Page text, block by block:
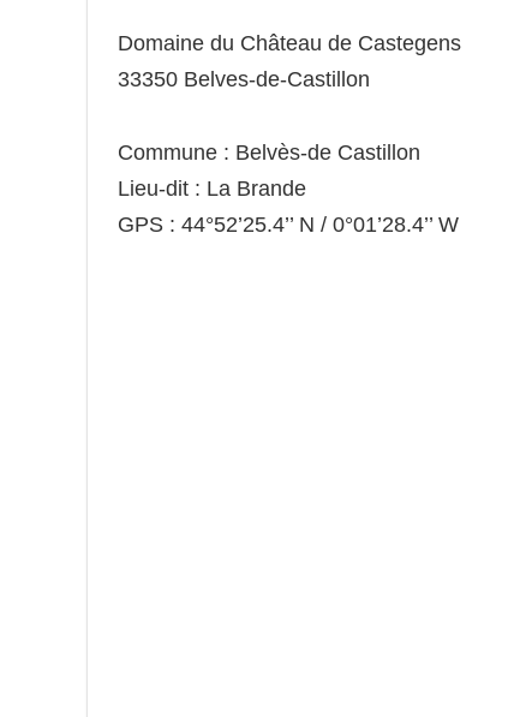
Domaine du Château de Castegens
33350 Belves-de-Castillon
Commune : Belvès-de Castillon
Lieu-dit : La Brande
GPS : 44°52’25.4’’ N / 0°01’28.4’’ W